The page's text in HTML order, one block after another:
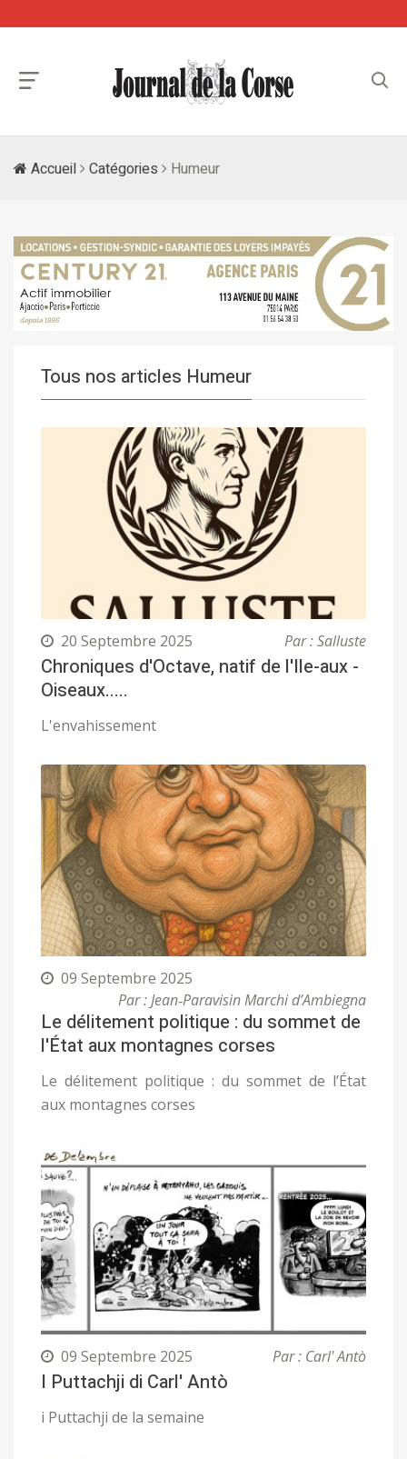
Accueil Catégories Humeur
Tous nos articles Humeur
20 Septembre 2025 Par : Salluste
Chroniques d'Octave, natif de l'Ile-aux -
Oiseaux.....
L'envahissement
09 Septembre 2025
Par : Jean‑Paravisin Marchi d’Ambiegna
Le délitement politique : du sommet de
l'État aux montagnes corses
Le délitement politique : du sommet de l’État
aux montagnes corses
09 Septembre 2025 Par : Carl' Antò
I Puttachji di Carl' Antò
i Puttachji de la semaine